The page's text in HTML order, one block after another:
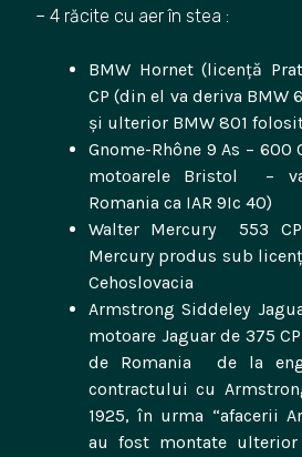
– 4 răcite cu aer în stea :
BMW Hornet (licență
CP (din el va deriva BMW
și ulterior BMW 801
Gnome-Rhône 9 As – 600
motoarele Bristol –
Romania ca IAR 9Ic 40)
Walter Mercury 553
Mercury produs sub
Cehoslovacia
Armstrong Siddeley
motoare Jaguar de 375
de Romania de la
contractului cu
1925, în urma “afacerii
au fost montate ulterior